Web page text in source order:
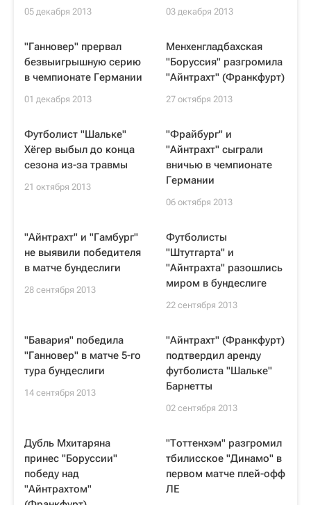
05 декабря 2013 03 декабря 2013
"Ганновер" прервал
безвыигрышную серию
в чемпионате Германии
01 декабря 2013
Менхенгладбахская
"Боруссия" разгромила
"Айнтрахт" (Франкфурт)
27 октября 2013
Футболист "Шальке"
Хёгер выбыл до конца
сезона из-за травмы
21 октября 2013
"Фрайбург" и
"Айнтрахт" сыграли
вничью в чемпионате
Германии
06 октября 2013
"Айнтрахт" и "Гамбург"
не выявили победителя
в матче бундеслиги
28 сентября 2013
Футболисты
"Штутгарта" и
"Айнтрахта" разошлись
миром в бундеслиге
22 сентября 2013
"Бавария" победила
"Ганновер" в матче 5-го
тура бундеслиги
14 сентября 2013
"Айнтрахт" (Франкфурт)
подтвердил аренду
футболиста "Шальке"
Барнетты
02 сентября 2013
Дубль Мхитаряна
принес "Боруссии"
победу над
"Айнтрахтом"
"Тоттенхэм" разгромил
тбилисское "Динамо" в
первом матче плей-офф
ЛЕ